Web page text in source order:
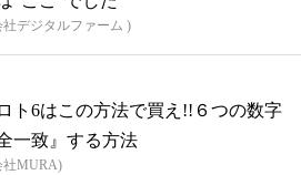
社デジタルファーム )
ト6はこの方法で買え!!６つの数字
一致』する方法
社MURA)